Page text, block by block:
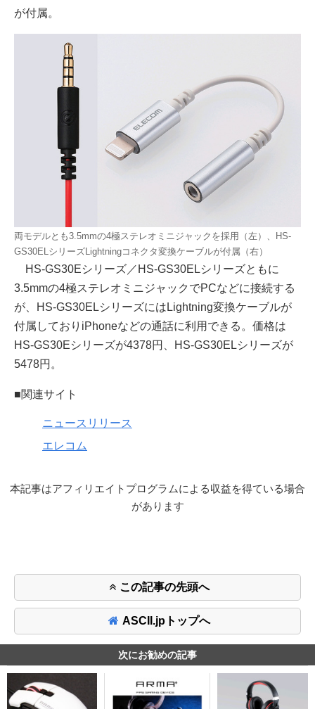
が付属。
両モデルとも3.5mmの4極ステレオミニジャックを採用（左）、HS-
GS30ELシリーズLightningコネクタ変換ケーブルが付属（右）
HS-GS30Eシリーズ／HS-GS30ELシリーズともに
3.5mmの4極ステレオミニジャックでPCなどに接続する
が、HS-GS30ELシリーズにはLightning変換ケーブルが
付属しておりiPhoneなどの通話に利用できる。価格は
HS-GS30Eシリーズが4378円、HS-GS30ELシリーズが
5478円。
■関連サイト
ニュースリリース
エレコム
本記事はアフィリエイトプログラムによる収益を得ている場合
があります
この記事の先頭へ
ASCII.jpトップへ
次にお勧めの記事